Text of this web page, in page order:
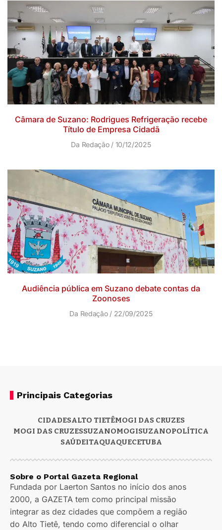
Câmara de Suzano: Rodrigues Refrigeração recebe
Título de Empresa Cidadã
Da Redação 10/12/2025
Audiência pública em Suzano debate contas da
Zoonoses
Da Redação 22/09/2025
Principais Categorias
CIDADESALTO TIETÊMOGI DAS CRUZES
MOGI DAS CRUZESSUZANOMOGISUZANOPOLÍTICA
SAÚDEITAQUAQUECETUBA
Sobre o Portal Gazeta Regional
Fundada por Laerton Santos no início dos anos
2000, a GAZETA tem como principal missão
integrar as dez cidades que compõem a região
do Alto Tietê, tendo como diferencial o olhar